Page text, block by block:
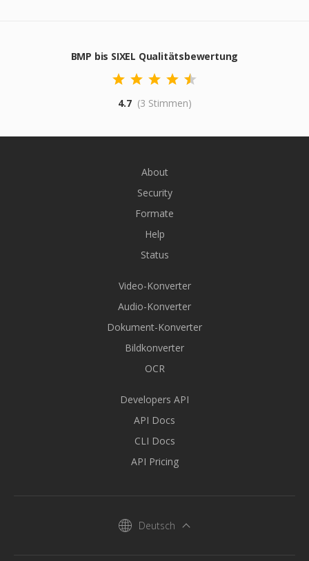
BMP bis SIXEL Qualitätsbewertung
4.7 (3 Stimmen)
About
Security
Formate
Help
Status
Video-Konverter
Audio-Konverter
Dokument-Konverter
Bildkonverter
OCR
Developers API
API Docs
CLI Docs
API Pricing
Deutsch